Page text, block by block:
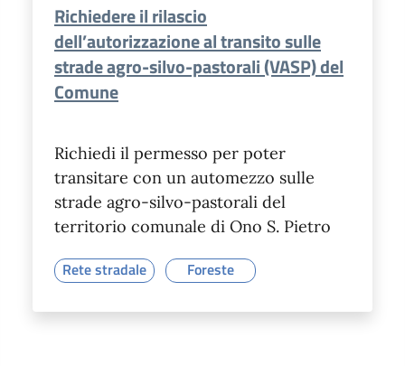
Richiedere il rilascio
dell’autorizzazione al transito sulle
strade agro-silvo-pastorali (VASP) del
Comune
Richiedi il permesso per poter
transitare con un automezzo sulle
strade agro-silvo-pastorali del
territorio comunale di Ono S. Pietro
Rete stradale Foreste